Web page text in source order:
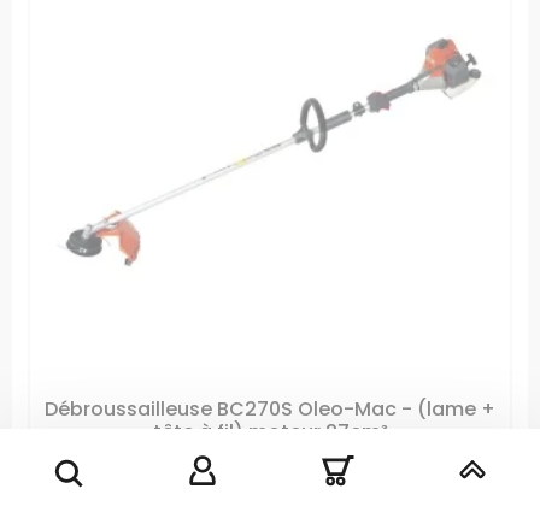
Débroussailleuse BC270S Oleo-Mac - (lame +
tête à fil) moteur 27cm³
RÉFÉRENCE: BC270S
Débroussailleuse thermique Oleo-Mac BC270SLivrée